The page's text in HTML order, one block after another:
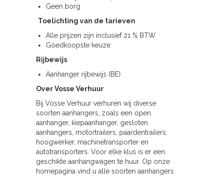
Geen borg
Toelichting van de tarieven
Alle prijzen zijn inclusief 21 % BTW
Goedkoopste keuze
Rijbewijs
Aanhanger rijbewijs (BE)
Over Vosse Verhuur
Bij Vosse Verhuur verhuren wij diverse
soorten aanhangers, zoals een open
aanhanger, kiepaanhanger, gesloten
aanhangers, motortrailers, paardentrailers,
hoogwerker, machinetransporter en
autotransporters. Voor elke klus is er een
geschikte aanhangwagen te huur. Op onze
homepagina vind u alle soorten aanhangers